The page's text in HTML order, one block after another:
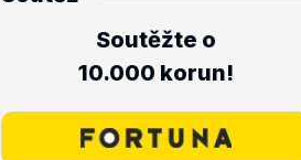
Soutěžte o
10.000 korun!